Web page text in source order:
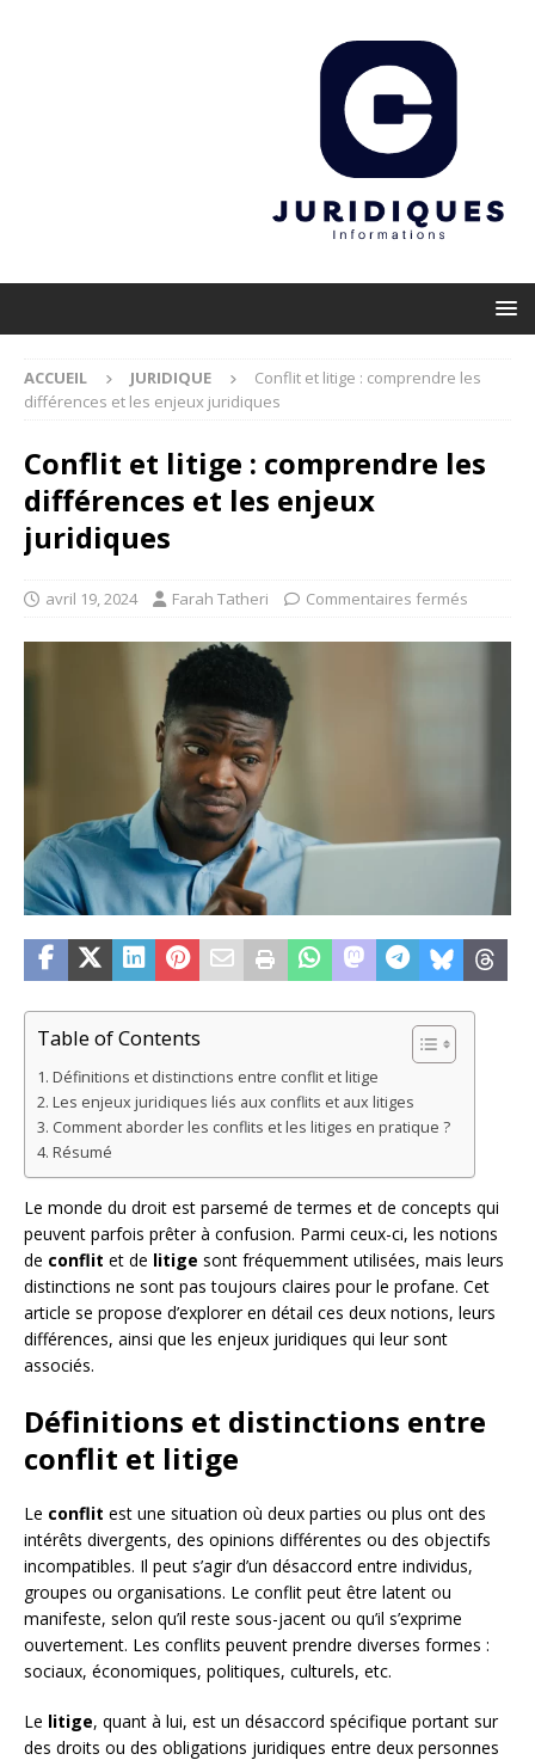
ACCUEIL JURIDIQUE
Conflit et litige : comprendre les
différences et les enjeux juridiques
Conflit et litige : comprendre les
différences et les enjeux
juridiques
avril 19, 2024 Farah Tatheri Commentaires fermés
Table of Contents
Définitions et distinctions entre conflit et litige
Les enjeux juridiques liés aux conflits et aux litiges
Comment aborder les conflits et les litiges en pratique ?
Résumé
Le monde du droit est parsemé de termes et de concepts qui
peuvent parfois prêter à confusion. Parmi ceux-ci, les notions
de conflit et de litige sont fréquemment utilisées, mais leurs
distinctions ne sont pas toujours claires pour le profane. Cet
article se propose d’explorer en détail ces deux notions, leurs
différences, ainsi que les enjeux juridiques qui leur sont
associés.
Définitions et distinctions entre
conflit et litige
Le conflit est une situation où deux parties ou plus ont des
intérêts divergents, des opinions différentes ou des objectifs
incompatibles. Il peut s’agir d’un désaccord entre individus,
groupes ou organisations. Le conflit peut être latent ou
manifeste, selon qu’il reste sous-jacent ou qu’il s’exprime
ouvertement. Les conflits peuvent prendre diverses formes :
sociaux, économiques, politiques, culturels, etc.
Le litige, quant à lui, est un désaccord spécifique portant sur
des droits ou des obligations juridiques entre deux personnes